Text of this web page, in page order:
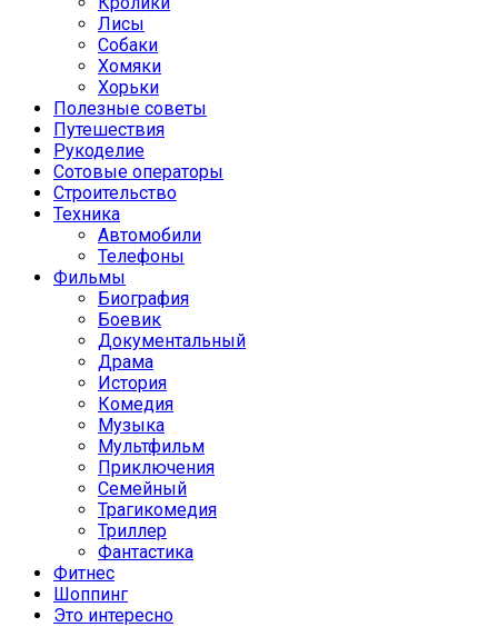
Лисы
Собаки
Хомяки
Хорьки
Полезные советы
Путешествия
Рукоделие
Сотовые операторы
Строительство
Техника
Автомобили
Телефоны
Фильмы
Биография
Боевик
Документальный
Драма
История
Комедия
Музыка
Мультфильм
Приключения
Семейный
Трагикомедия
Триллер
Фантастика
Фитнес
Шоппинг
Это интересно